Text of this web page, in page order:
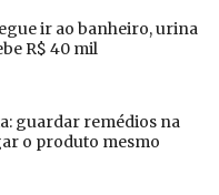
ir ao banheiro, urina
R$ 40 mil
guardar remédios na
o produto mesmo